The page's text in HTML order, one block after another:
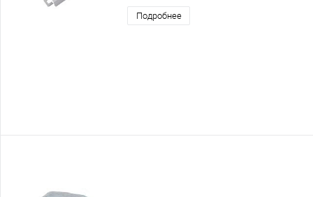
Подробнее